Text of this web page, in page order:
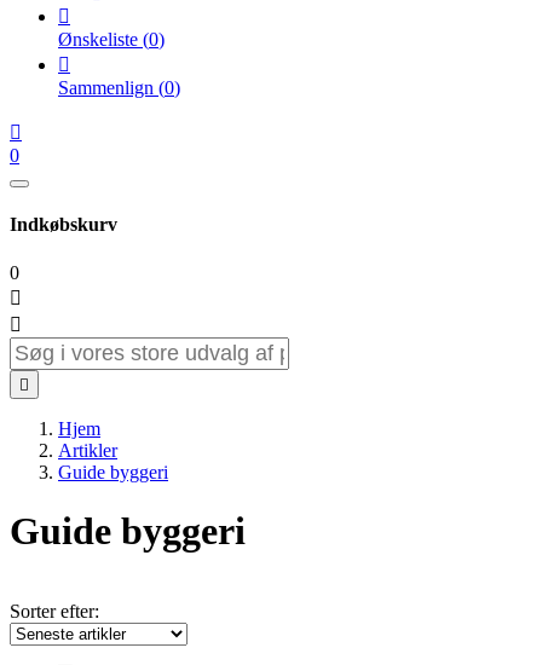

Ønskeliste (0)

Sammenlign (0)

0
Indkøbskurv
0



Hjem
Artikler
Guide byggeri
Guide byggeri
Sorter efter: